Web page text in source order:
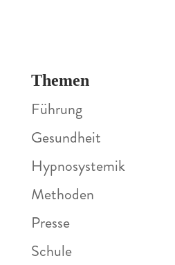
Themen
Führung
Gesundheit
Hypnosystemik
Methoden
Presse
Schule